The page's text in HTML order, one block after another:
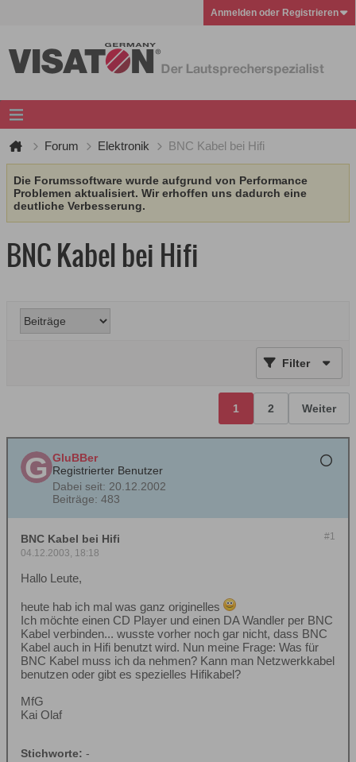
Anmelden oder Registrieren
Forum Elektronik BNC Kabel bei Hifi
Die Forumssoftware wurde aufgrund von Performance
Problemen aktualisiert. Wir erhoffen uns dadurch eine
deutliche Verbesserung.
BNC Kabel bei Hifi
Filter
1 2 Weiter
GluBBer
Registrierter Benutzer
Dabei seit: 20.12.2002
Beiträge: 483
#1
BNC Kabel bei Hifi
04.12.2003, 18:18
Hallo Leute,
heute hab ich mal was ganz originelles
Ich möchte einen CD Player und einen DA Wandler per BNC
Kabel verbinden... wusste vorher noch gar nicht, dass BNC
Kabel auch in Hifi benutzt wird. Nun meine Frage: Was für
BNC Kabel muss ich da nehmen? Kann man Netzwerkkabel
benutzen oder gibt es spezielles Hifikabel?
MfG
Kai Olaf
Stichworte: -